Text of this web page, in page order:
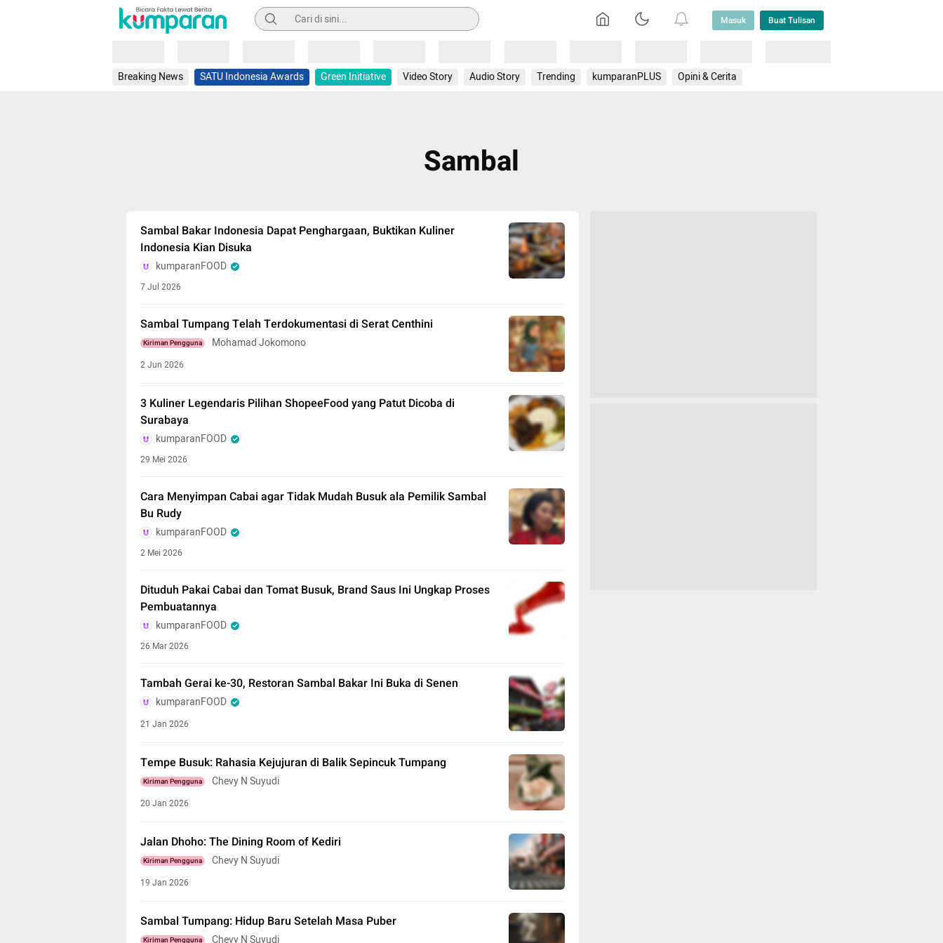
Pencarian Masuk Buat Tulisan
Breaking News SATU Indonesia Awards Green Initiative Video Story Audio Story Trending kumparanPLUS Opini & Cerita
Sambal
Sambal Bakar Indonesia Dapat Penghargaan, Buktikan Kuliner
Indonesia Kian Disuka
kumparanFOOD
7 Jul 2026
Sambal Tumpang Telah Terdokumentasi di Serat Centhini
Kiriman Pengguna Mohamad Jokomono
2 Jun 2026
3 Kuliner Legendaris Pilihan ShopeeFood yang Patut Dicoba di
Surabaya
kumparanFOOD
29 Mei 2026
Cara Menyimpan Cabai agar Tidak Mudah Busuk ala Pemilik Sambal
Bu Rudy
kumparanFOOD
2 Mei 2026
Dituduh Pakai Cabai dan Tomat Busuk, Brand Saus Ini Ungkap Proses
Pembuatannya
kumparanFOOD
26 Mar 2026
Tambah Gerai ke-30, Restoran Sambal Bakar Ini Buka di Senen
kumparanFOOD
21 Jan 2026
Tempe Busuk: Rahasia Kejujuran di Balik Sepincuk Tumpang
Kiriman Pengguna Chevy N Suyudi
20 Jan 2026
Jalan Dhoho: The Dining Room of Kediri
Kiriman Pengguna Chevy N Suyudi
19 Jan 2026
Sambal Tumpang: Hidup Baru Setelah Masa Puber
Kiriman Pengguna Chevy N Suyudi